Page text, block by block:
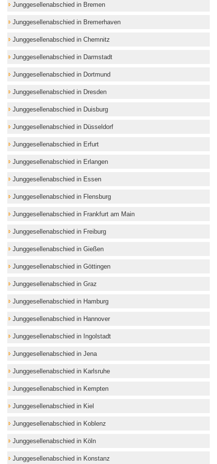
Junggesellenabschied in Bremen
Junggesellenabschied in Bremerhaven
Junggesellenabschied in Chemnitz
Junggesellenabschied in Darmstadt
Junggesellenabschied in Dortmund
Junggesellenabschied in Dresden
Junggesellenabschied in Duisburg
Junggesellenabschied in Düsseldorf
Junggesellenabschied in Erfurt
Junggesellenabschied in Erlangen
Junggesellenabschied in Essen
Junggesellenabschied in Flensburg
Junggesellenabschied in Frankfurt am Main
Junggesellenabschied in Freiburg
Junggesellenabschied in Gießen
Junggesellenabschied in Göttingen
Junggesellenabschied in Graz
Junggesellenabschied in Hamburg
Junggesellenabschied in Hannover
Junggesellenabschied in Ingolstadt
Junggesellenabschied in Jena
Junggesellenabschied in Karlsruhe
Junggesellenabschied in Kempten
Junggesellenabschied in Kiel
Junggesellenabschied in Koblenz
Junggesellenabschied in Köln
Junggesellenabschied in Konstanz